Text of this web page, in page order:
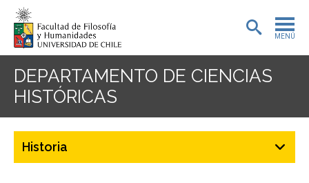
MENÚ
PORTADA
PREGRADO
POSTGRADO
DEPARTAMENTO DE CIENCIAS
HISTÓRICAS
Historia